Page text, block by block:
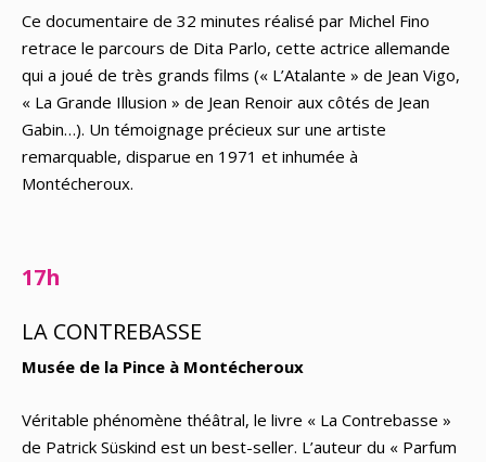
Ce documentaire de 32 minutes réalisé par Michel Fino
retrace le parcours de Dita Parlo, cette actrice allemande
qui a joué de très grands films (« L’Atalante » de Jean Vigo,
« La Grande Illusion » de Jean Renoir aux côtés de Jean
Gabin…). Un témoignage précieux sur une artiste
remarquable, disparue en 1971 et inhumée à
Montécheroux.
17h
LA CONTREBASSE
Musée de la Pince à Montécheroux
Véritable phénomène théâtral, le livre « La Contrebasse »
de Patrick Süskind est un best-seller. L’auteur du « Parfum